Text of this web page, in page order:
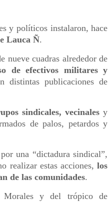
y políticos instalaron, hace
Lauca Ñ.
cuadras alrededor de
de efectivos militares y
publicaciones de
sindicales, vecinales y
de palos, petardos y
una “dictadura sindical”,
realizar estas acciones,los
de las comunidades.
Morales y del trópico de